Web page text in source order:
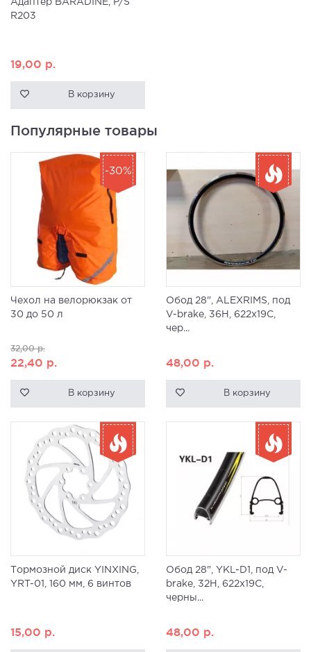
Адаптер BARADINE, P/S
R203
19,00 р.
В корзину
Популярные товары
Чехол на велорюкзак от
30 до 50 л
32,00р.
22,40 р.
В корзину
-30%
Обод 28", ALEXRIMS, под
V-brake, 36H, 622x19С,
чер...
48,00 р.
В корзину
Тормозной диск YINXING,
YRT-01, 160 мм, 6 винтов
15,00 р.
Обод 28", YKL-D1, под V-
brake, 32H, 622x19С,
черны...
48,00 р.